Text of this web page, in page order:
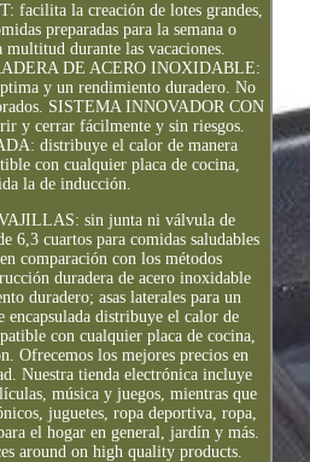
facilita la creación de lotes grandes,
preparadas para la semana o
multitud durante las vacaciones.
DE ACERO INOXIDABLE:
y un rendimiento duradero. No
SISTEMA INNOVADOR CON
y cerrar fácilmente y sin riesgos.
distribuye el calor de manera
con cualquier placa de cocina,
la de inducción.
sin junta ni válvula de
6,3 cuartos para comidas saludables
comparación con los métodos
duradera de acero inoxidable
duradero; asas laterales para un
encapsulada distribuye el calor de
con cualquier placa de cocina,
Ofrecemos los mejores precios en
Nuestra tienda electrónica incluye
música y juegos, mientras que
juguetes, ropa deportiva, ropa,
el hogar en general, jardín y más.
around on high quality products.